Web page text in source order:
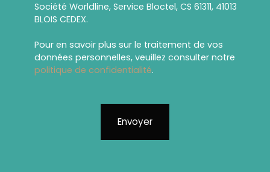
Société Worldline, Service Bloctel, CS 61311, 41013
BLOIS CEDEX.
Pour en savoir plus sur le traitement de vos
données personnelles, veuillez consulter notre
politique de confidentialité.
Envoyer